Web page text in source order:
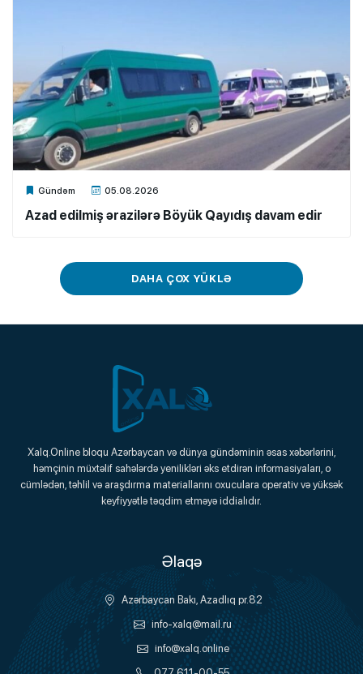
Gündəm 05.08.2026
Xalq.Online
Azad edilmiş ərazilərə Böyük Qayıdış davam edir
DAHA ÇOX YÜKLƏ
Xalq.Online
Onlayn Platforma
Xalq.Online bloqu Azərbaycan və dünya gündəminin əsas xəbərlərini,
həmçinin müxtəlif sahələrdə yenilikləri əks etdirən informasiyaları, o
cümlədən, təhlil və araşdırma materiallarını oxuculara operativ və yüksək
keyfiyyətlə təqdim etməyə iddialıdır.
Əlaqə
Azərbaycan Bakı, Azadlıq pr.82
info-xalq@mail.ru
info@xalq.online